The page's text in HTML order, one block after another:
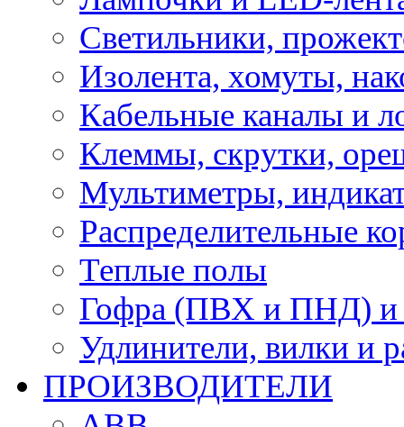
Светильники,
Изолента, хомуты,
Кабельные каналы и
Клеммы, скрутки,
Мультиметры,
Распределительные
Теплые полы
Гофра (ПВХ и ПНД) и
Удлинители, вилки и
ПРОИЗВОДИТЕЛИ